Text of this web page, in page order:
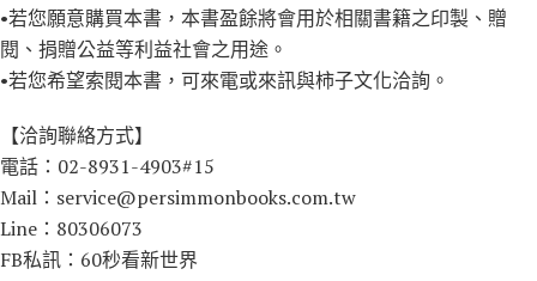
•若您願意購買本書，本書盈餘將會用於相關書籍之印製、贈
閱、捐贈公益等利益社會之用途。
•若您希望索閱本書，可來電或來訊與柿子文化洽詢。
【洽詢聯絡方式】
電話：02-8931-4903#15
Mail：service@persimmonbooks.com.tw
Line：80306073
FB私訊：60秒看新世界